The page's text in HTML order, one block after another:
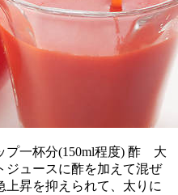
プ一杯分(150ml程度) 酢 大
ジュースに酢を加えて混ぜ
上昇を抑えられて、太りに